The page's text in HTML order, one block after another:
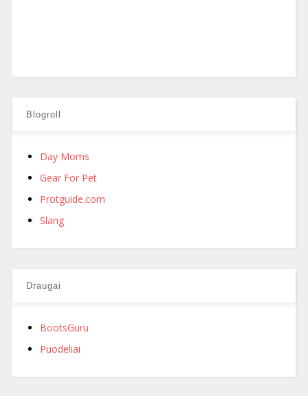
Blogroll
Day Moms
Gear For Pet
Protguide.com
Slang
Draugai
BootsGuru
Puodeliai